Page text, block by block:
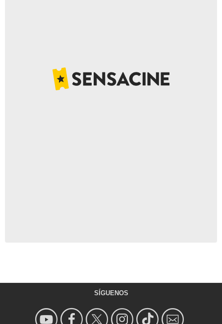
SÍGUENOS